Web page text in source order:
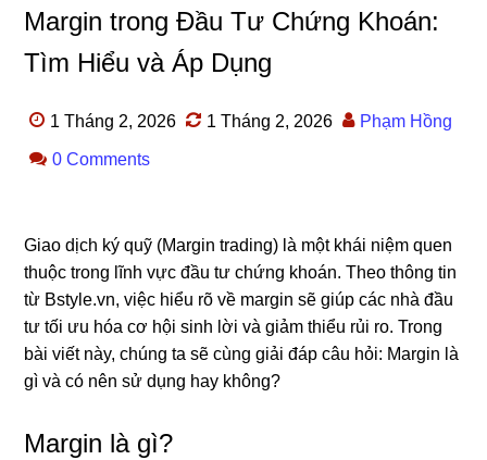
Margin trong Đầu Tư Chứng Khoán:
Tìm Hiểu và Áp Dụng
1 Tháng 2, 2026 1 Tháng 2, 2026 Phạm Hồng
0 Comments
Giao dịch ký quỹ (Margin trading) là một khái niệm quen
thuộc trong lĩnh vực đầu tư chứng khoán. Theo thông tin
từ Bstyle.vn, việc hiểu rõ về margin sẽ giúp các nhà đầu
tư tối ưu hóa cơ hội sinh lời và giảm thiểu rủi ro. Trong
bài viết này, chúng ta sẽ cùng giải đáp câu hỏi: Margin là
gì và có nên sử dụng hay không?
Margin là gì?